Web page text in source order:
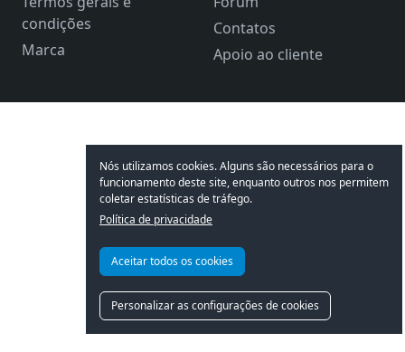
Nós utilizamos cookies. Alguns são necessários para o
funcionamento deste site, enquanto outros nos permitem
coletar estatísticas de tráfego.
Política de privacidade
Aceitar todos os cookies
Personalizar as configurações de cookies
condições
Marca
Contatos
Apoio ao cliente